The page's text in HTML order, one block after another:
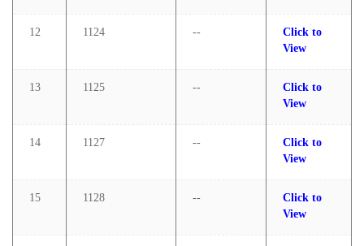
12 1124 --
Click to
View
13 1125 --
Click to
View
14 1127 --
Click to
View
15 1128 --
Click to
View